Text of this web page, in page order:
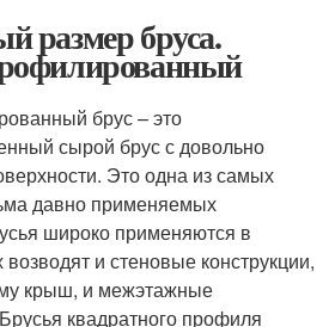
размер бруса.
брус – это
сырой брус с довольно
Это одна из самых
давно применяемых
широко применяются в
возводят и стеновые конструкции,
крыш, и межэтажные
квадратного профиля